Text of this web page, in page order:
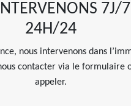
7J/7
24H/24
nous intervenons dans
contacter via le formulaire
appeler.